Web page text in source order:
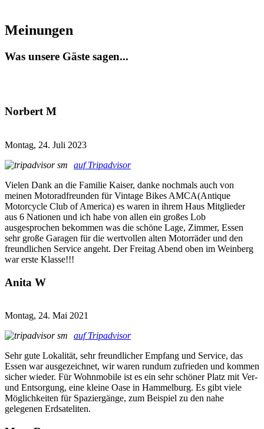
Meinungen
Was unsere Gäste sagen...
Norbert M
Montag, 24. Juli 2023
auf Tripadvisor
Vielen Dank an die Familie Kaiser, danke nochmals auch von
meinen Motoradfreunden für Vintage Bikes AMCA(Antique
Motorcycle Club of America) es waren in ihrem Haus Mitglieder
aus 6 Nationen und ich habe von allen ein großes Lob
ausgesprochen bekommen was die schöne Lage, Zimmer, Essen
sehr große Garagen für die wertvollen alten Motorräder und den
freundlichen Service angeht. Der Freitag Abend oben im Weinberg
war erste Klasse!!!
Anita W
Montag, 24. Mai 2021
auf Tripadvisor
Sehr gute Lokalität, sehr freundlicher Empfang und Service, das
Essen war ausgezeichnet, wir waren rundum zufrieden und kommen
sicher wieder. Für Wohnmobile ist es ein sehr schöner Platz mit Ver-
und Entsorgung, eine kleine Oase in Hammelburg. Es gibt viele
Möglichkeiten für Spaziergänge, zum Beispiel zu den nahe
gelegenen Erdsateliten.